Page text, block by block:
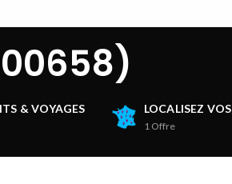
& VOYAGES LOCALISEZ
1 Offre